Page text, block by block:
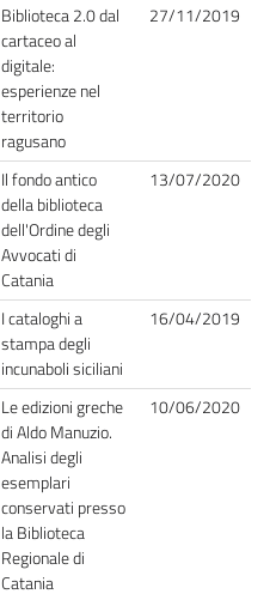
Biblioteca 2.0 dal
cartaceo al
digitale:
esperienze nel
territorio
ragusano
27/11/2019
Il fondo antico
della biblioteca
dell'Ordine degli
Avvocati di
Catania
13/07/2020
I cataloghi a
stampa degli
incunaboli siciliani
16/04/2019
Le edizioni greche
di Aldo Manuzio.
Analisi degli
esemplari
conservati presso
la Biblioteca
Regionale di
Catania
10/06/2020